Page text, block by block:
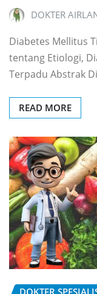
DOKTER
Diabetes Mellitus
tentang Etiologi,
Terpadu Abstrak
READ MORE